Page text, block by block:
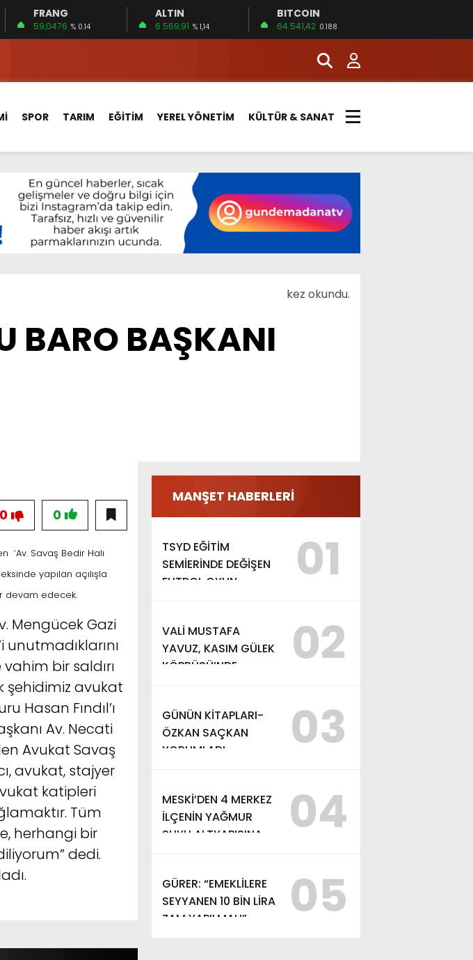
FRANG
59,0476 % 0.14
ALTIN
6.569,91 % 1,14
BITCOIN
64.541,42 0.188
İSTİYOR!
SPOR TARIM EĞİTİM YEREL YÖNETİM KÜLTÜR & SANAT
kez okundu.
BARO BAŞKANI
MANŞET HABERLERİ
TSYD EĞİTİM
SEMİERİNDE DEĞİŞEN
FUTBOL OYUN
01
VALİ MUSTAFA
YAVUZ, KASIM GÜLEK
KÖPRÜSÜ’NDE
İNCELEDİ
02
GÜNÜN KİTAPLARI-
ÖZKAN SAÇKAN
YORUMLADI
03
MESKİ’DEN 4 MERKEZ
İLÇENİN YAĞMUR
SUYU ALTYAPISINA
04
GÜRER: “EMEKLİLERE
SEYYANEN 10 BİN LİRA
ZAM YAPILMALI”
05
0
0
‘Av. Savaş Bedir Halı
yapılan açılışla
devam edecek.
Mengücek Gazi
unutmadıklarını
bir saldırı
şehidimiz avukat
Hasan Fındıl’ı
Av. Necati
Avukat Savaş
avukat, stajyer
katipleri
Tüm
herhangi bir
dedi.